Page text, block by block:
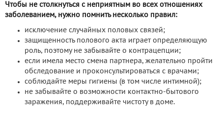
Чтобы не столкнуться с неприятным во всех отношениях
заболеванием, нужно помнить несколько правил:
исключение случайных половых связей;
защищенность полового акта играет определяющую
роль, поэтому не забывайте о контрацепции;
если имела место смена партнера, желательно пройти
обследование и проконсультироваться с врачами;
соблюдайте меры гигиены (в том числе интимной);
не забывайте о возможности контактно-бытового
заражения, поддерживайте чистоту в доме.